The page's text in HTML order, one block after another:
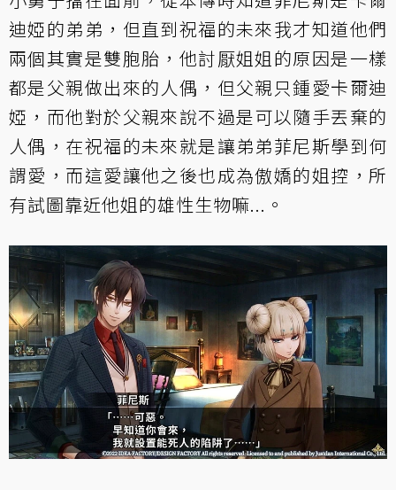
迪婭的弟弟，但直到祝福的未來我才知道他們
兩個其實是雙胞胎，他討厭姐姐的原因是一樣
都是父親做出來的人偶，但父親只鍾愛卡爾迪
婭，而他對於父親來說不過是可以隨手丟棄的
人偶，在祝福的未來就是讓弟弟菲尼斯學到何
謂愛，而這愛讓他之後也成為傲嬌的姐控，所
有試圖靠近他姐的雄性生物嘛...。